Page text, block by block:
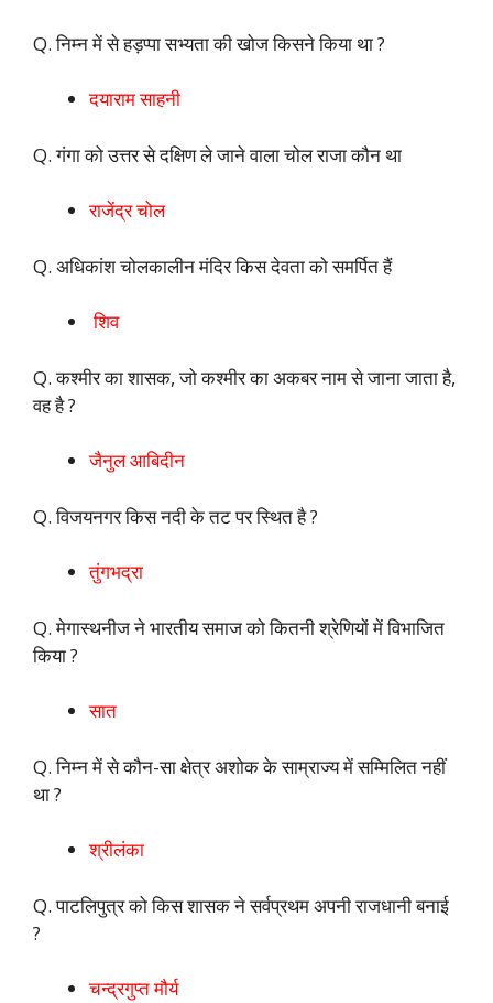
Q. निम्न में से हड़प्पा सभ्यता की खोज किसने किया था ?
दयाराम साहनी
Q. गंगा को उत्तर से दक्षिण ले जाने वाला चोल राजा कौन था
राजेंद्र चोल
Q. अधिकांश चोलकालीन मंदिर किस देवता को समर्पित हैं
शिव
Q. कश्मीर का शासक, जो कश्मीर का अकबर नाम से जाना जाता है,
वह है ?
जैनुल आबिदीन
Q. विजयनगर किस नदी के तट पर स्थित है ?
तुंगभद्रा
Q. मेगास्थनीज ने भारतीय समाज को कितनी श्रेणियों में विभाजित
किया ?
सात
Q. निम्न में से कौन-सा क्षेत्र अशोक के साम्राज्य में सम्मिलित नहीं
था ?
श्रीलंका
Q. पाटलिपुत्र को किस शासक ने सर्वप्रथम अपनी राजधानी बनाई
?
चन्द्रगुप्त मौर्य